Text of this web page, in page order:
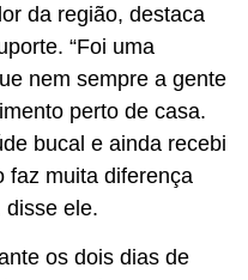
da região, destaca
“Foi uma
nem sempre a gente
perto de casa.
bucal e ainda recebi
faz muita diferença
disse ele.
os dois dias de